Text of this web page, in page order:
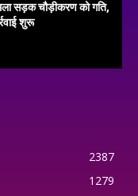
सड़क चौड़ीकरण को गति,
शुरू
2387
1279